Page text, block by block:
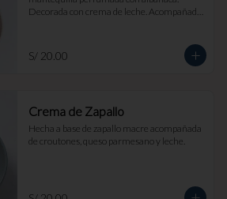
Decorada con crema de leche. Acompañada
S/ 20.00
Crema de Zapallo
Hecha a base de zapallo macre acompañada
de croutones, queso parmesano y leche.